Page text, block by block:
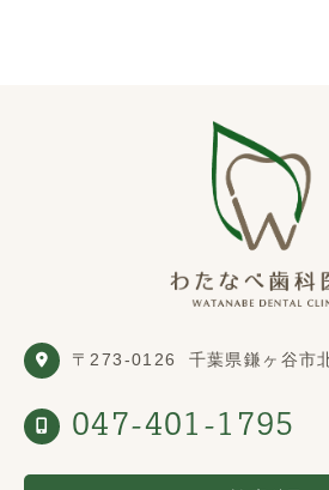
〒273-0126 千葉県鎌ヶ谷市
047-401-1795